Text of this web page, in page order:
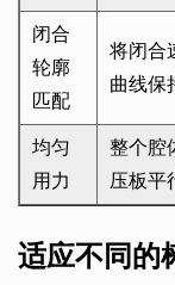
闭合
轮廓
匹配
将闭合
曲线保
均匀
用力
整个腔
压板平
适应不同的